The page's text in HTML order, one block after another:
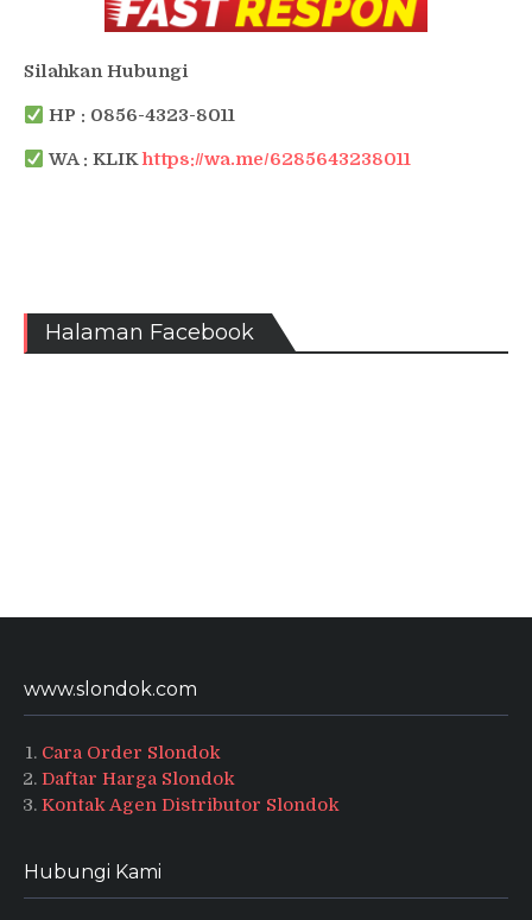
Silahkan Hubungi
HP : 0856-4323-8011
WA : KLIKhttps://wa.me/6285643238011
Halaman Facebook
www.slondok.com
Cara Order Slondok
Daftar Harga Slondok
Kontak Agen Distributor Slondok
Hubungi Kami